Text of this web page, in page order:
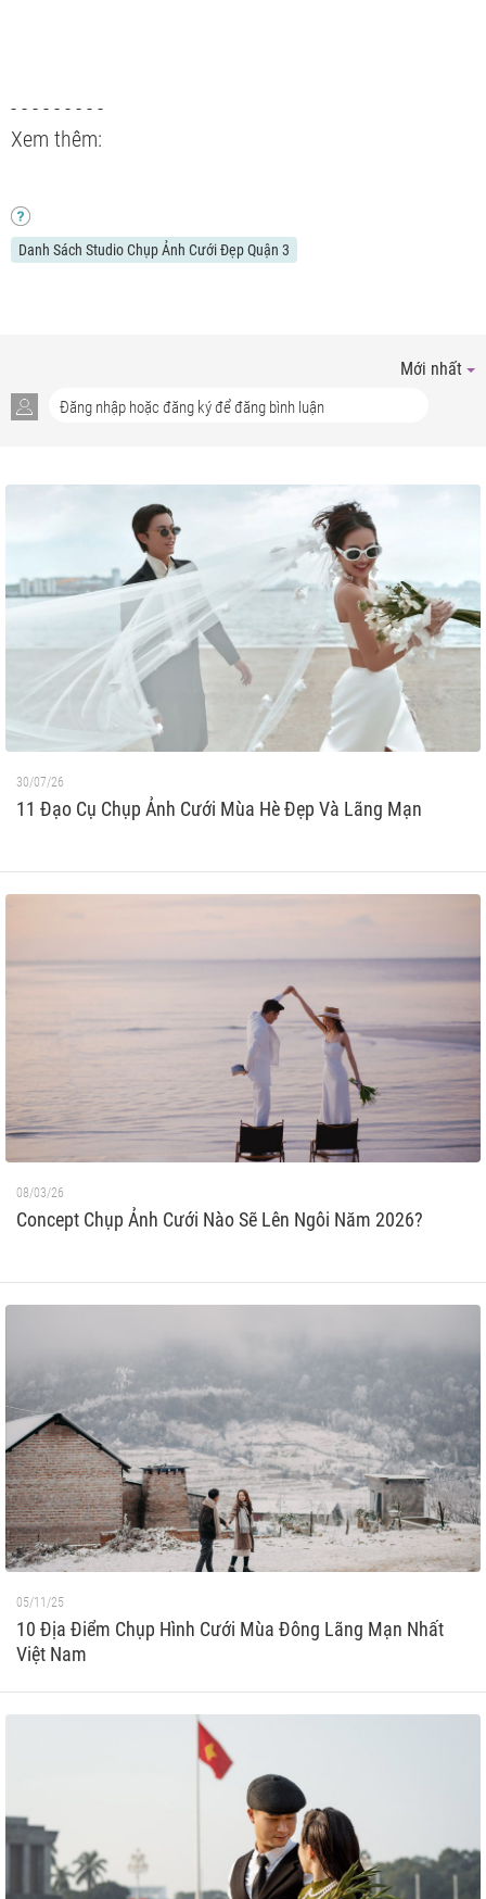
- - - - - - - - -
Xem thêm:
Danh Sách Studio Chụp Ảnh Cưới Đẹp Quận 3
Mới nhất
30/07/26
11 Đạo Cụ Chụp Ảnh Cưới Mùa Hè Đẹp Và Lãng Mạn
08/03/26
Concept Chụp Ảnh Cưới Nào Sẽ Lên Ngôi Năm 2026?
05/11/25
10 Địa Điểm Chụp Hình Cưới Mùa Đông Lãng Mạn Nhất
Việt Nam